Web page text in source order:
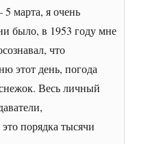
марта, я очень
было, в 1953 году мне
что
этот день, погода
Весь личный
порядка тысячи